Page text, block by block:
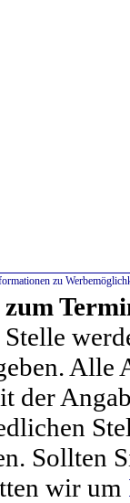
zu
Alle
der
Sollten
wir um